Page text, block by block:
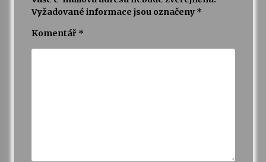
Vyžadované informace jsou označeny *
Komentář *